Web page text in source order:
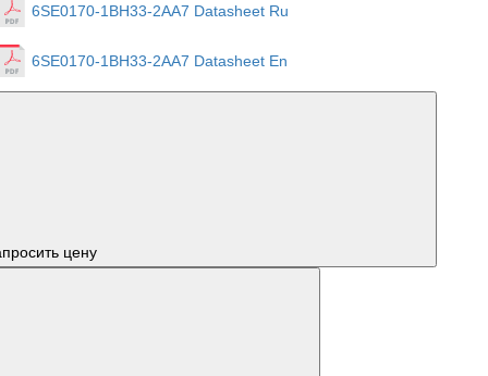
6SE0170-1BH33-2AA7 Datasheet Ru
6SE0170-1BH33-2AA7 Datasheet En
цену